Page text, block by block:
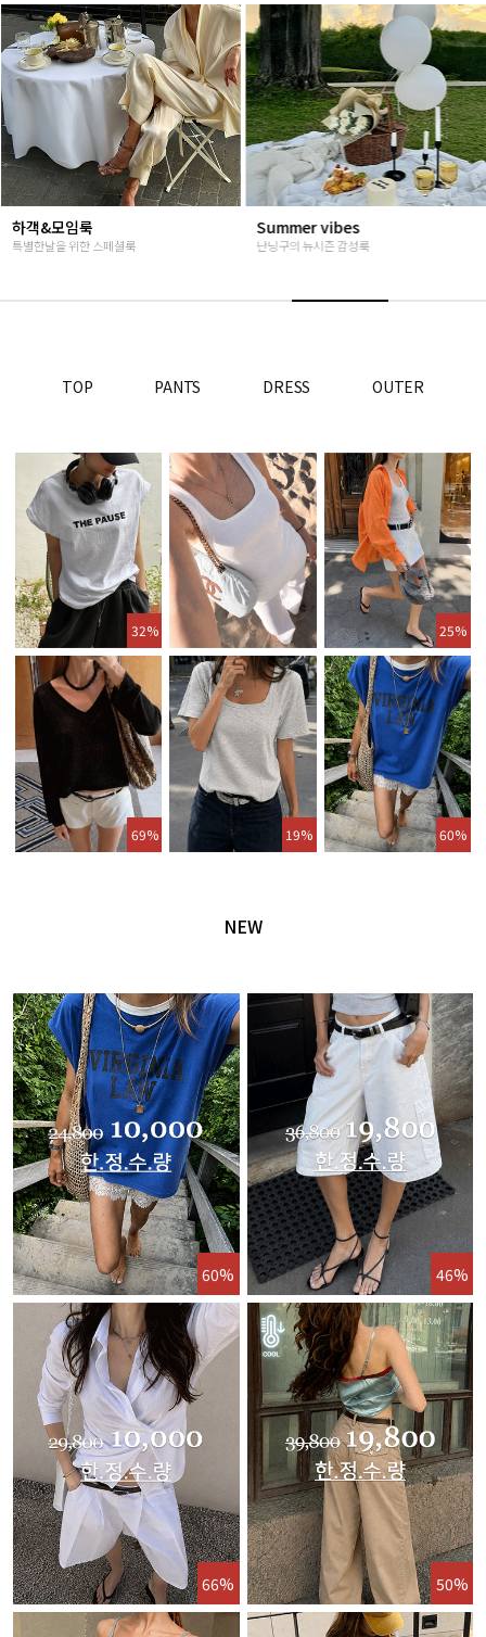
Summer vibes
난닝구의 뉴시즌 감성룩
베스트재진행
고객님들이 인정해주신 Steady seller
TOP PANTS DRESS OUTER
32% 25%
69% 19% 60%
NEW
60% 46%
66% 50%